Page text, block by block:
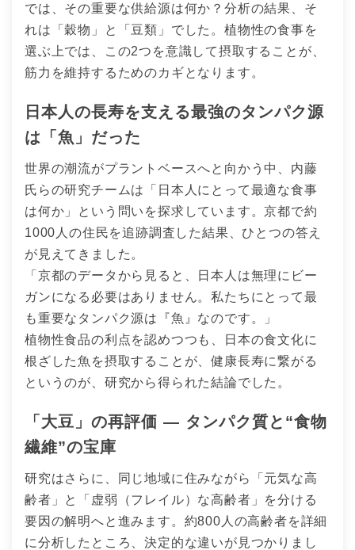
では、その重要な供給源は何か？分析の結果、そ
れは「穀物」と「豆類」でした。植物性の食事を
選ぶ上では、この2つを意識して摂取することが、
筋力を維持するためのカギとなります。
日本人の長寿を支える最強のタンパク源
は「魚」だった
世界の潮流がプラントベースへと向かう中、内藤
氏らの研究チームは「日本人にとって最適な食事
は何か」という問いを探求しています。京都で約
1000人の住民を追跡調査した結果、ひとつの答え
が見えてきました。
「京都のデータから見ると、日本人は無理にビー
ガンになる必要はありません。私たちにとって最
も重要なタンパク源は『魚』なのです。」
植物性食品の利点を認めつつも、日本の食文化に
根ざした魚を摂取することが、健康長寿に繋がる
というのが、研究から得られた結論でした。
「大豆」の再評価 ― タンパク質と“食物
繊維”の宝庫
研究はさらに、同じ地域に住みながら「元気な高
齢者」と「虚弱（フレイル）な高齢者」を分ける
要因の解明へと進みます。約800人の高齢者を詳細
に分析したところ、決定的な違いが見つかりまし